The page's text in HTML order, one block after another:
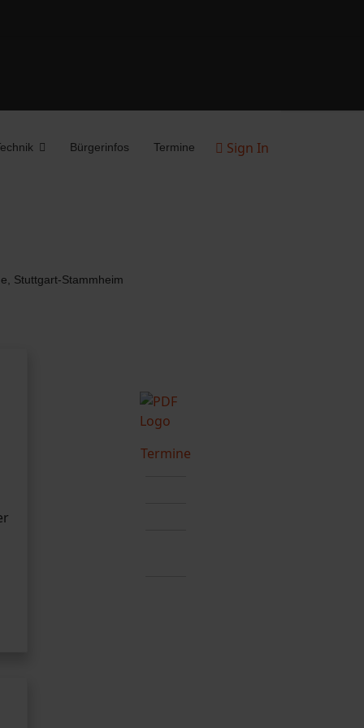
Bürgerinfos Termine Sign In
Stuttgart-Stammheim
Termine